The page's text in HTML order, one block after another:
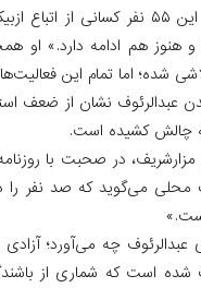
رییس عمومی امنیت ملی توضیح داد: «در
عبدالرئوف نشان از ضعف
چالش کشیده است.
مزارشریف، در صحبت با
می‌گوید که صد نفر را
چه می‌آورد؛
شده است که شماری از